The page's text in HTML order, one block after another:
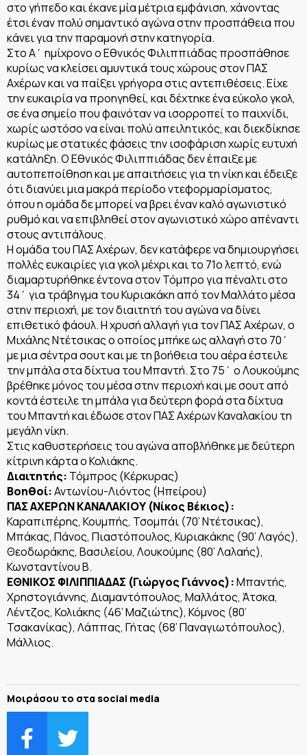
στο γήπεδο και έκανε μία μέτρια εμφάνιση, χάνοντας
έτσι έναν πολύ σημαντικό αγώνα στην προσπάθεια που
κάνει για την παραμονή στην κατηγορία.
Στο Α΄ ημίχρονο ο Εθνικός Φιλιππιάδας προσπάθησε
κυρίως να κλείσει αμυντικά τους χώρους στον ΠΑΣ
Αχέρων και να παίξει γρήγορα στις αντεπιθέσεις. Είχε
την ευκαιρία να προηγηθεί, και δέχτηκε ένα εύκολο γκολ,
σε ένα σημείο που φαινόταν να ισορροπεί το παιχνίδι,
χωρίς ωστόσο να είναι πολύ απειλητικός, και διεκδίκησε
κυρίως με στατικές φάσεις την ισοφάριση χωρίς ευτυχή
κατάληξη. Ο Εθνικός Φιλιππιάδας δεν έπαιξε με
αυτοπεποίθηση και με απαιτήσεις για τη νίκη και έδειξε
ότι διανύει μια μακρά περίοδο ντεφορμαρίσματος,
όπου η ομάδα δε μπορεί να βρει έναν καλό αγωνιστικό
ρυθμό και να επιβληθεί στον αγωνιστικό χώρο απέναντι
στους αντιπάλους.
Η ομάδα του ΠΑΣ Αχέρων, δεν κατάφερε να δημιουργήσει
πολλές ευκαιρίες για γκολ μέχρι και το 71ο λεπτό, ενώ
διαμαρτυρήθηκε έντονα στον Τόμπρο για πέναλτι στο
34΄ για τράβηγμα του Κυριακάκη από τον Μαλλάτο μέσα
στην περιοχή, με τον διαιτητή του αγώνα να δίνει
επιθετικό φάουλ. Η χρυσή αλλαγή για τον ΠΑΣ Αχέρων, ο
Μιχάλης Ντέτσικας ο οποίος μπήκε ως αλλαγή στο 70΄
με μια σέντρα σουτ και με τη βοήθεια του αέρα έστειλε
την μπάλα στα δίχτυα του Μπαντή. Στο 75΄ ο Λουκούμης
βρέθηκε μόνος του μέσα στην περιοχή και με σουτ από
κοντά έστειλε τη μπάλα για δεύτερη φορά στα δίχτυα
του Μπαντή και έδωσε στον ΠΑΣ Αχέρων Καναλακίου τη
μεγάλη νίκη.
Στις καθυστερήσεις του αγώνα αποβλήθηκε με δεύτερη
κίτρινη κάρτα ο Κολιάκης.
Διαιτητής: Τόμπρος (Κέρκυρας)
Βοηθοί:Αντωνίου-Λιόντος (Ηπείρου)
ΠΑΣ ΑΧΕΡΩΝ ΚΑΝΑΛΑΚΙΟΥ (Νίκος Βέκιος):
Καραπιπέρης, Κουμπής, Τσομπάι (70’ Ντέτσικας),
Μπάκας, Πάνος, Πιαστόπουλος, Κυριακάκης (90’ Λαγός),
Θεοδωράκης, Βασιλείου, Λουκούμης (80’ Λαλαής),
Κωνσταντίνου Β.
ΕΘΝΙΚΟΣ ΦΙΛΙΠΠΙΑΔΑΣ (Γιώργος Γιάννος):Μπαντής,
Χρηστογιάννης, Διαμαντόπουλος, Μαλλάτος, Άτσκα,
Λέντζος, Κολιάκης (46’ Μαζιώτης), Κόμνος (80’
Τσακανίκας), Λάππας, Γήτας (68’ Παναγιωτόπουλος),
Μάλλιος.
Μοιράσου το στα social media